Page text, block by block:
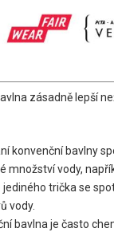
zásadně lepší
konvenční bavlny
množství vody,
jediného trička se
vody.
bavlna je často